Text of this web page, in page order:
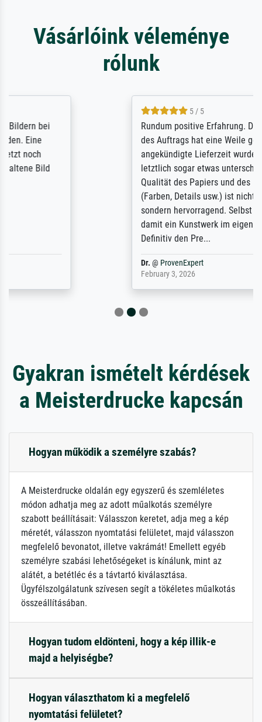
Vásárlóink véleménye
rólunk
Rundum positive Erfahrung. Die Ausführung
des Auftrags hat eine Weile gedauert, die
angekündigte Lieferzeit wurde aber
letztlich sogar etwas unterschritten. Die
Qualität des Papiers und des Drucks
(Farben, Details usw.) ist nicht nur gut,
sondern hervorragend. Selbst ein Druck ist
damit ein Kunstwerk im eigenen Sinne.
Gyakran ismételt kérdések
a Meisterdrucke kapcsán
Hogyan működik a személyre szabás?
A Meisterdrucke oldalán egy egyszerű és szemléletes
módon adhatja meg az adott műalkotás személyre
szabott beállításait: Válasszon keretet, adja meg a kép
méretét, válasszon nyomtatási felületet, majd válasszon
megfelelő bevonatot, illetve vakrámát! Emellett egyéb
személyre szabási lehetőségeket is kínálunk, mint az
alátét, a betétléc és a távtartó kiválasztása.
Ügyfélszolgálatunk szívesen segít a tökéletes műalkotás
összeállításában.
Hogyan tudom eldönteni, hogy a kép illik-e
majd a helyiségbe?
Hogyan választhatom ki a megfelelő
nyomtatási felületet?